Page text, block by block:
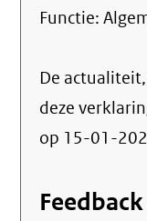
Functie:
De
deze
op 15-01-